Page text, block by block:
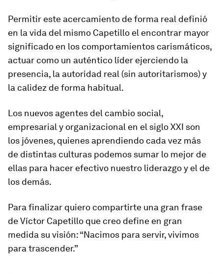
Permitir este acercamiento de forma real definió
en la vida del mismo Capetillo el encontrar mayor
significado en los comportamientos carismáticos,
actuar como un auténtico líder ejerciendo la
presencia, la autoridad real (sin autoritarismos) y
la calidez de forma habitual.
Los nuevos agentes del cambio social,
empresarial y organizacional en el siglo XXI son
los jóvenes, quienes aprendiendo cada vez más
de distintas culturas podemos sumar lo mejor de
ellas para hacer efectivo nuestro liderazgo y el de
los demás.
Para finalizar quiero compartirte una gran frase
de Víctor Capetillo que creo define en gran
medida su visión: “Nacimos para servir, vivimos
para trascender.”